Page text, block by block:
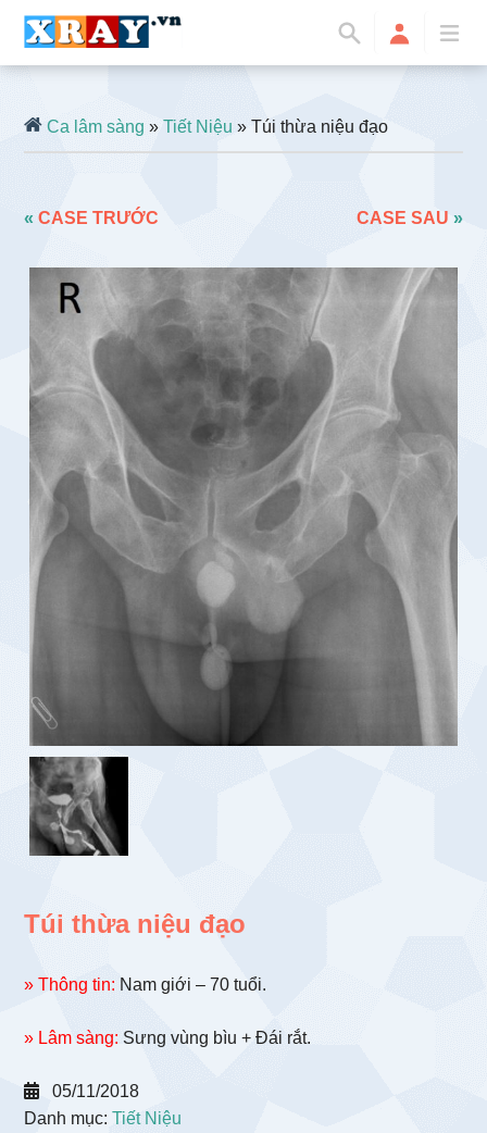
Ca lâm sàng »Tiết Niệu » Túi thừa niệu đạo
«CASE TRƯỚC CASE SAU »
Túi thừa niệu đạo
» Thông tin: Nam giới – 70 tuổi.
» Lâm sàng: Sưng vùng bìu + Đái rắt.
05/11/2018
Danh mục:Tiết Niệu